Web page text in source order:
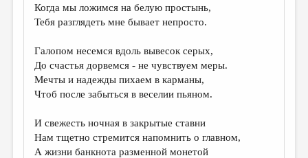
ПРАВИЛА САЙТА
ИЗБРАННОЕ
ДАЙДЖЕСТ
ПЕРЕВОДЫ
КОНКУРСЫ
Когда мы ложимся на белую простынь,
Тебя разглядеть мне бывает непросто.
Галопом несемся вдоль вывесок серых,
До счастья дорвемся - не чувствуем меры.
Мечты и надежды пихаем в карманы,
Чтоб после забыться в веселии пьяном.
И свежесть ночная в закрытые ставни
Нам тщетно стремится напомнить о главном,
А жизни банкнота разменной монетой